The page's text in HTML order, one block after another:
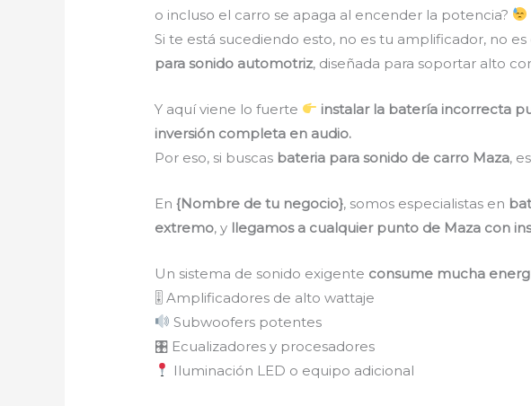
o incluso el carro se apaga al encender la potencia?
Si te está sucediendo esto, no es tu amplificador, no
para sonido automotriz, diseñada para soportar alto
Y aquí viene lo fuerte
instalar la batería incorrecta
inversión completa en audio.
Por eso, si buscas bateria para sonido de carro Maza,
En{Nombre de tu negocio}, somos especialistas en
extremo, y llegamos a cualquier punto de Maza con
Un sistema de sonido exigente consume mucha
🎚 Amplificadores de alto wattaje
Subwoofers potentes
🎛 Ecualizadores y procesadores
Iluminación LED o equipo adicional